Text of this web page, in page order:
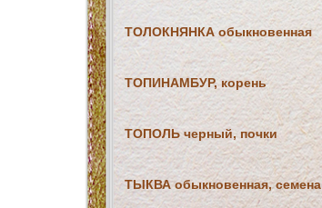
ТОЛОКНЯНКА обыкновенная
ТОПИНАМБУР, корень
ТОПОЛЬ черный, почки
ТЫКВА обыкновенная, семена